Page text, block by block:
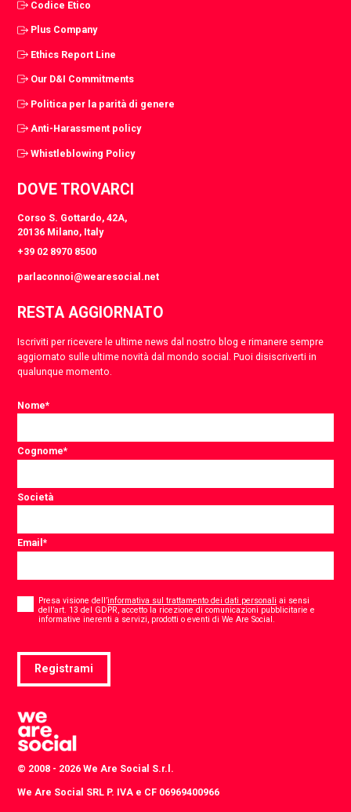
Codice Etico
Plus Company
Ethics Report Line
Our D&I Commitments
Politica per la parità di genere
Anti-Harassment policy
Whistleblowing Policy
DOVE TROVARCI
Corso S. Gottardo, 42A,
20136 Milano, Italy
+39 02 8970 8500
parlaconnoi@wearesocial.net
RESTA AGGIORNATO
Iscriviti per ricevere le ultime news dal nostro blog e rimanere sempre
aggiornato sulle ultime novità dal mondo social. Puoi disiscriverti in
qualunque momento.
Nome*
Cognome*
Società
Email*
Presa visione dell’informativa sul trattamento dei dati personali ai sensi
dell’art. 13 del GDPR, accetto la ricezione di comunicazioni pubblicitarie e
informative inerenti a servizi, prodotti o eventi di We Are Social.
Registrami
© 2008 - 2026 We Are Social S.r.l.
We Are Social SRL P. IVA e CF 06969400966